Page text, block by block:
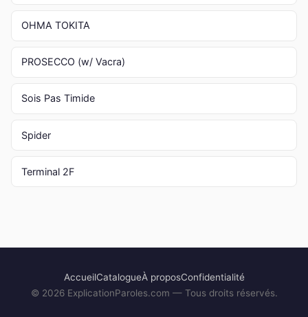
OHMA TOKITA
PROSECCO (w/ Vacra)
Sois Pas Timide
Spider
Terminal 2F
AccueilCatalogueÀ proposConfidentialité
© 2026ExplicationParoles.com — Tous droits réservés.